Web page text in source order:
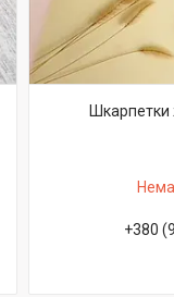
Шкарпетки
+380